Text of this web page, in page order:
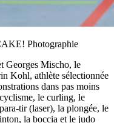
Photographie
Georges Mischo, le
Kohl, athlète sélectionnée
dans pas moins
le curling, le
tir (laser), la plongée, le
la boccia et le judo